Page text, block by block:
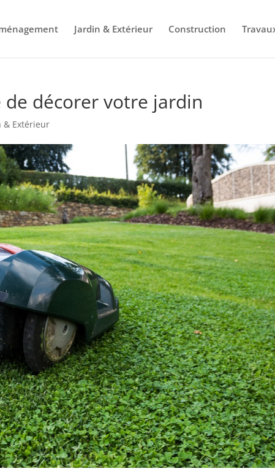
Jardin & Extérieur Construction
décorer votre jardin
& Extérieur